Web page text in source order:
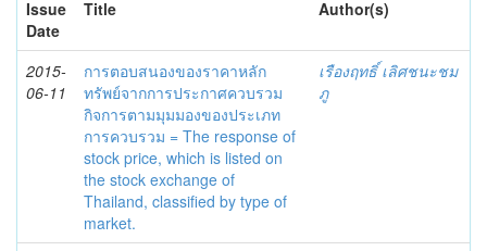
Issue
Date
Title Author(s)
2015-
06-11
การตอบสนองของราคาหลัก
ทรัพย์จากการประกาศควบรวม
กิจการตามมุมมองของประเภท
การควบรวม = The response of
stock price, which is listed on
the stock exchange of
Thailand, classified by type of
market.
เรืองฤทธิ์ เลิศชนะชม
ภู